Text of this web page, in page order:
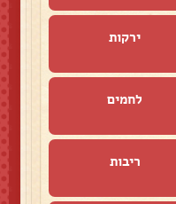
ירקות
לחמים
ריבות